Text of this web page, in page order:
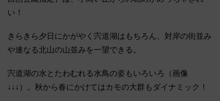
い！
きらきら夕日にかがやく宍道湖はもちろん、対岸の街並み
や連なる北山の山並みを一望できる。
宍道湖の水とたわむれる水鳥の姿もいろいろ（画像
↓↓↓）。秋から春にかけてはカモの大群もダイナミック！